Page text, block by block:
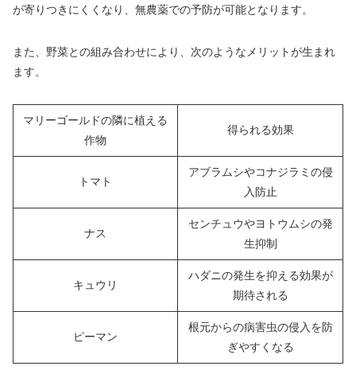
が寄りつきにくくなり、無農薬での予防が可能となります。
また、野菜との組み合わせにより、次のようなメリットが生まれ
ます。
マリーゴールドの隣に植える
作物
得られる効果
トマト
アブラムシやコナジラミの侵
入防止
ナス
センチュウやヨトウムシの発
生抑制
キュウリ
ハダニの発生を抑える効果が
期待される
ピーマン
根元からの病害虫の侵入を防
ぎやすくなる